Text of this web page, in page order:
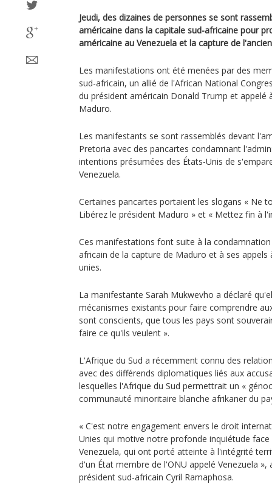
Jeudi, des dizaines de personnes se sont
américaine dans la capitale sud-africaine pour
américaine au Venezuela et la capture de
Les manifestations ont été menées par des
sud-africain, un allié de l'African National
du président américain Donald Trump et appelé
Maduro.
Les manifestants se sont rassemblés devant
Pretoria avec des pancartes condamnant
intentions présumées des États-Unis de
Venezuela.
Certaines pancartes portaient les slogans « Ne
Libérez le président Maduro » et « Mettez fin à
Ces manifestations font suite à la
africain de la capture de Maduro et à ses
unies.
La manifestante Sarah Mukwevho a déclaré
mécanismes existants pour faire comprendre
sont conscients, que tous les pays sont
faire ce qu'ils veulent ».
L'Afrique du Sud a récemment connu des
avec des différends diplomatiques liés aux
lesquelles l'Afrique du Sud permettrait un «
communauté minoritaire blanche afrikaner du
« C'est notre engagement envers le droit
Unies qui motive notre profonde inquiétude
Venezuela, qui ont porté atteinte à l'intégrité
d'un État membre de l'ONU appelé Venezuela »,
président sud-africain Cyril Ramaphosa.